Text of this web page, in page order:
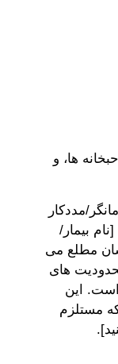
ها، و
مددکار
بیمار/
مطلع می
های
این
مستلزم